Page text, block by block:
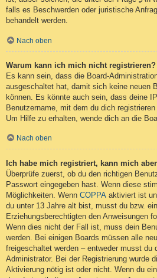
falls es Beschwerden oder juristische
behandelt werden.
Nach oben
Warum kann ich mich nicht registrieren?
Es kann sein, dass die Board-
ausgeschaltet hat, damit sich keine neuen
können. Es könnte auch sein, dass deine
Benutzername, mit dem du dich
Um Hilfe zu erhalten, wende dich an die
Nach oben
Ich habe mich registriert, kann mich
Überprüfe zuerst, ob du den richtigen
Passwort eingegeben hast. Wenn diese
Möglichkeiten. Wenn COPPA aktiviert ist
du unter 13 Jahre alt bist, musst du bzw.
Erziehungsberechtigten den Anweisungen
Wenn dies nicht der Fall ist, muss dein
werden. Bei einigen Boards müssen alle
freigeschaltet werden – entweder musst du
Administrator. Bei der Registrierung wurde
Aktivierung nötig ist oder nicht. Wenn du